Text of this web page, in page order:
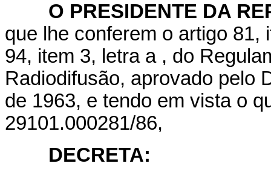
O PRESIDENTE DA
que lhe conferem o artigo 81,
94, item 3, letra a , do
Radiodifusão, aprovado pelo
de 1963, e tendo em vista o
29101.000281/86,
DECRETA: